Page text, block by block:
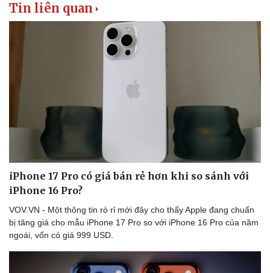
Tin liên quan
iPhone 17 Pro có giá bán rẻ hơn khi so sánh với
iPhone 16 Pro?
VOV.VN - Một thông tin rò rỉ mới đây cho thấy Apple đang chuẩn
bị tăng giá cho mẫu iPhone 17 Pro so với iPhone 16 Pro của năm
ngoái, vốn có giá 999 USD.